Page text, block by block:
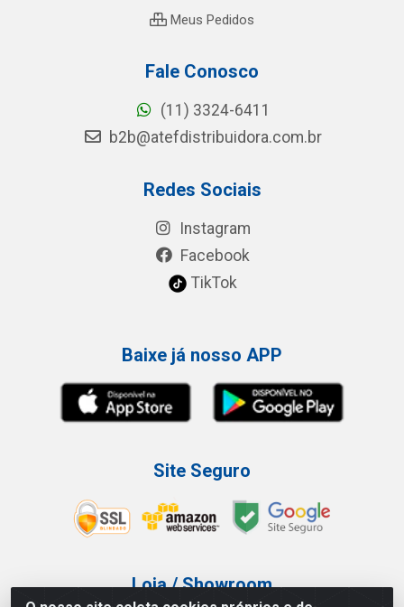
Meus Pedidos
Fale Conosco
(11) 3324-6411
b2b@atefdistribuidora.com.br
Redes Sociais
Instagram
Facebook
TikTok
Baixe já nosso APP
Site Seguro
Loja / Showroom